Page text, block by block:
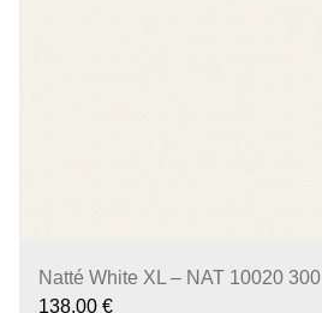
Natté White XL – NAT 10020 300
138,00 €